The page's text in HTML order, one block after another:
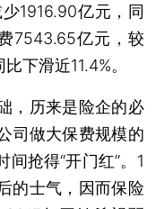
1916.90亿元，同
7543.65亿元，较
下滑近11.4%。
历来是险企的必
司做大保费规模的
抢得“开门红”。1
的士气，因而保险